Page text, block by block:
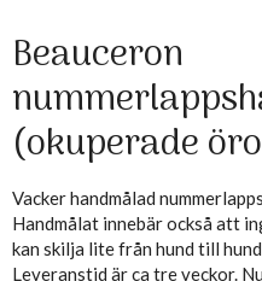
Beauceron
(okuperade
Vacker handmålad
Handmålat innebär också att
kan skilja lite från hund till
Leveranstid är ca tre veckor.